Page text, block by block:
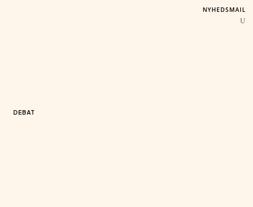
DEBAT
NYHEDSMAIL